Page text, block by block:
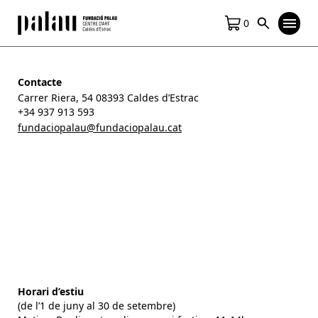
0
Contacte
Carrer Riera, 54 08393 Caldes d’Estrac
+34 937 913 593
fundaciopalau@fundaciopalau.cat
Horari d’estiu
(de l’1 de juny al 30 de setembre)